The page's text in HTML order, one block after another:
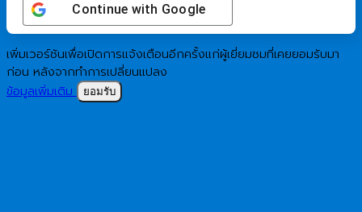
Continue with Google
เพิ่มเวอร์ชันเพื่อเปิดการแจ้งเตือนอีกครั้งแก่ผู้เยี่ยมชมที่เคยยอมรับมา
ก่อน หลังจากทำการเปลี่ยนแปลง
ข้อมูลเพิ่มเติม
ยอมรับ